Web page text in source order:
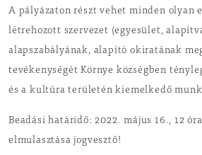
A pályázaton részt vehet minden olyan
létrehozott szervezet (egyesület,
alapszabályának, alapító okiratának
tevékenységét Környe községben
és a kultúra területén kiemelkedő
Beadási határidő: 2022. május 16., 12
elmulasztása jogvesztő!